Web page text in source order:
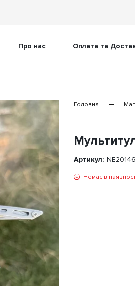
Про нас Оплата та
Головна
Артикул: NE20146
Немає в